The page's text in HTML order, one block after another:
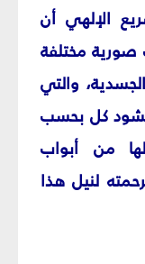
الإلهي أن
صورية مختلفة
والتي
كل بحسب
من أبواب
لنيل هذا